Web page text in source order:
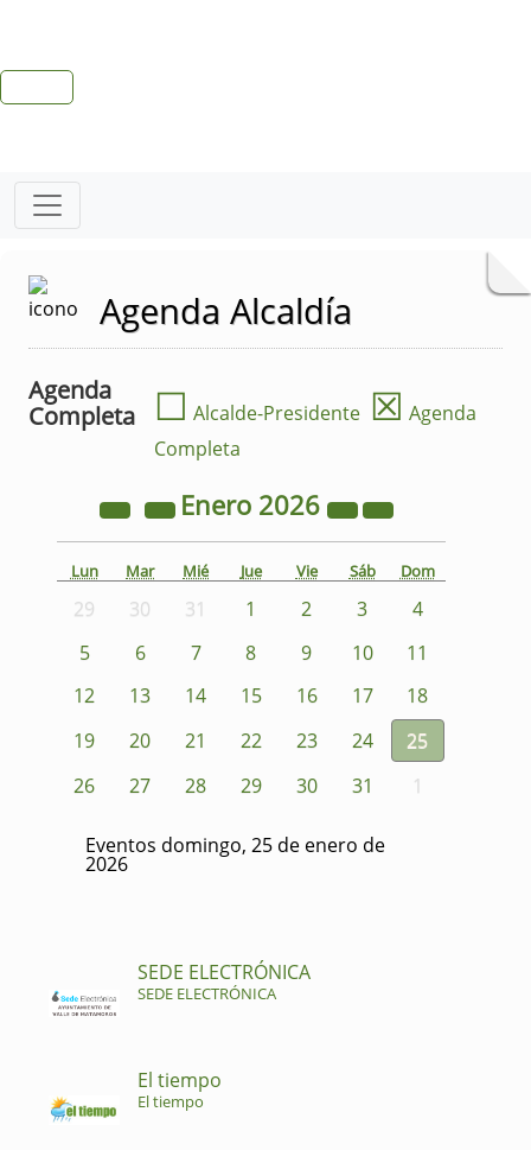
Agenda Alcaldía
Agenda
Completa
☐ Alcalde-Presidente ☒ Agenda
Completa
Enero 2026
Lun Mar Mié Jue Vie Sáb Dom
29 30 31 1 2 3
4
5
6 7 8 9 10
11
12
13 14 15 16 17
18
19
20 21 22 23 24
25
26
27 28 29 30 31 1
Eventos domingo, 25 de enero de
2026
SEDE ELECTRÓNICA
SEDE ELECTRÓNICA
El tiempo
El tiempo